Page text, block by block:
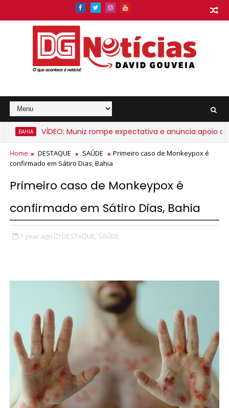
VÍDEO: Muniz rompe expectativa e anuncia apoio a ACM
Home DESTAQUE SAÚDE
Primeiro caso de Monkeypox é
confirmado em Sátiro Dias, Bahia
Primeiro caso de Monkeypox é
confirmado em Sátiro Dias, Bahia
1 year ago DESTAQUE, SAÚDE,